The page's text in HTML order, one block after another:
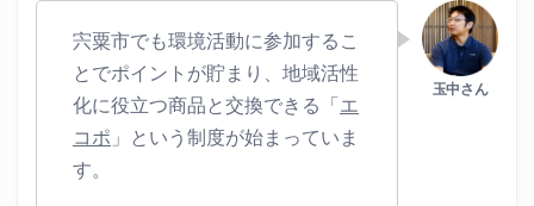
宍粟市でも環境活動に参加するこ
とでポイントが貯まり、地域活性
化に役立つ商品と交換できる「エ
コポ 」という制度が始まっていま
す。